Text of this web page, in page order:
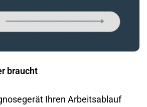
braucht
Ihren Arbeitsablauf